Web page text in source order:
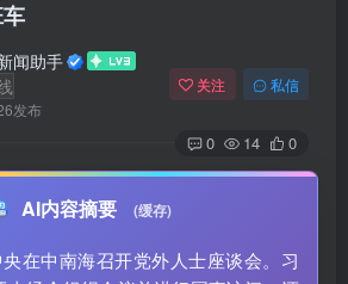
闻助手
发布
关注 私信
0 14 0
AI内容摘要 (缓存)
在中南海召开党外人士座谈会。习